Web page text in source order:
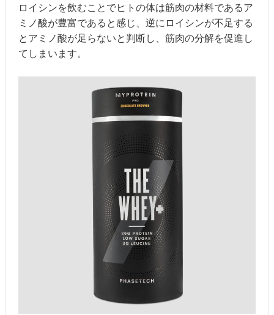
ロイシンを飲むことでヒトの体は筋肉の材料であるア
ミノ酸が豊富であると感じ、逆にロイシンが不足する
とアミノ酸が足らないと判断し、筋肉の分解を促進し
てしまいます。